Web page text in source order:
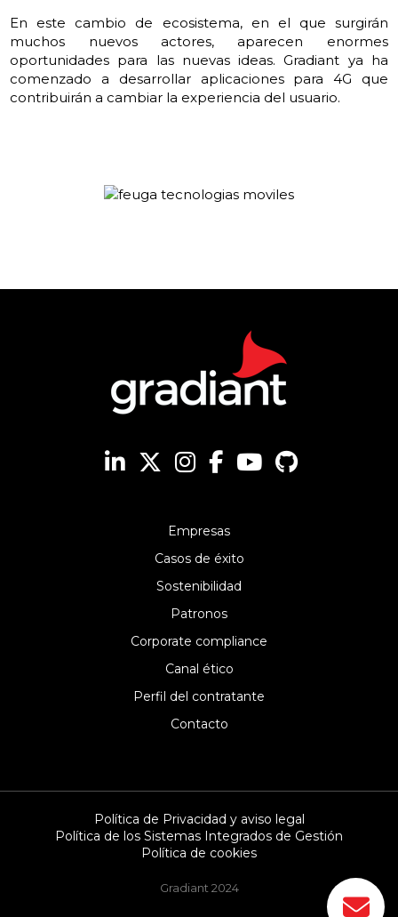
En este cambio de ecosistema, en el que surgirán
muchos nuevos actores, aparecen enormes
oportunidades para las nuevas ideas. Gradiant ya ha
comenzado a desarrollar aplicaciones para 4G que
contribuirán a cambiar la experiencia del usuario.
Empresas
Casos de éxito
Sostenibilidad
Patronos
Corporate compliance
Canal ético
Perfil del contratante
Contacto
Gradiant 2024
Política de Privacidad y aviso legal
Política de los Sistemas Integrados de Gestión
Política de cookies